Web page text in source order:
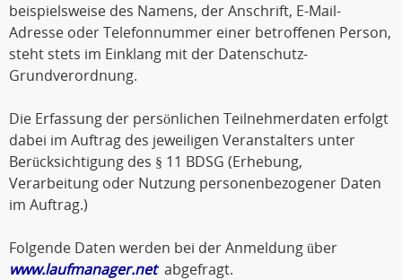
beispielsweise des Namens, der Anschrift, E-Mail-
Adresse oder Telefonnummer einer betroffenen Person,
steht stets im Einklang mit der Datenschutz-
Grundverordnung.
Die Erfassung der persönlichen Teilnehmerdaten erfolgt
dabei im Auftrag des jeweiligen Veranstalters unter
Berücksichtigung des § 11 BDSG (Erhebung,
Verarbeitung oder Nutzung personenbezogener Daten
im Auftrag.)
Folgende Daten werden bei der Anmeldung über
www.laufmanager.netabgefragt.